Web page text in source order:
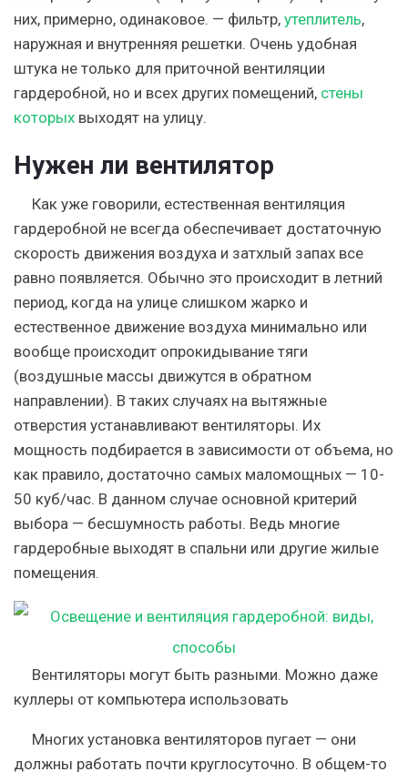
них, примерно, одинаковое. — фильтр, утеплитель,
наружная и внутренняя решетки. Очень удобная
штука не только для приточной вентиляции
гардеробной, но и всех других помещений, стены
которых выходят на улицу.
Нужен ли вентилятор
Как уже говорили, естественная вентиляция
гардеробной не всегда обеспечивает достаточную
скорость движения воздуха и затхлый запах все
равно появляется. Обычно это происходит в летний
период, когда на улице слишком жарко и
естественное движение воздуха минимально или
вообще происходит опрокидывание тяги
(воздушные массы движутся в обратном
направлении). В таких случаях на вытяжные
отверстия устанавливают вентиляторы. Их
мощность подбирается в зависимости от объема, но
как правило, достаточно самых маломощных — 10-
50 куб/час. В данном случае основной критерий
выбора — бесшумность работы. Ведь многие
гардеробные выходят в спальни или другие жилые
помещения.
Вентиляторы могут быть разными. Можно даже
куллеры от компьютера использовать
Многих установка вентиляторов пугает — они
должны работать почти круглосуточно. В общем-то